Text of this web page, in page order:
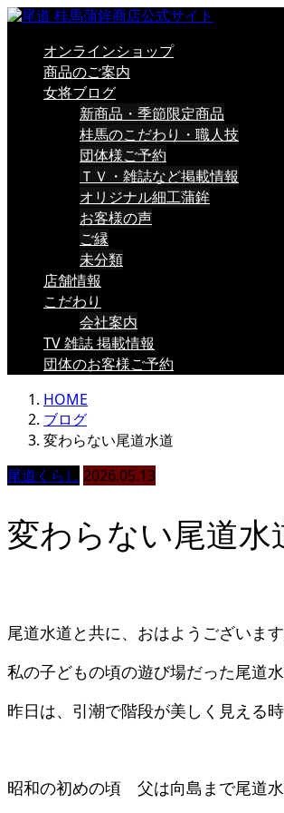
オンラインショップ
商品のご案内
女将ブログ
新商品・季節限定商品
桂馬のこだわり・職人技
団体様ご予約
ＴＶ・雑誌など掲載情報
オリジナル細工蒲鉾
お客様の声
ご縁
未分類
店舗情報
こだわり
会社案内
TV 雑誌 掲載情報
団体のお客様ご予約
HOME
ブログ
変わらない尾道水道
尾道くらし 2026.05.13
変わらない尾道水
尾道水道と共に、おはようございます
私の子どもの頃の遊び場だった尾道
昨日は、引潮で階段が美しく見える
昭和の初めの頃 父は向島まで尾道水